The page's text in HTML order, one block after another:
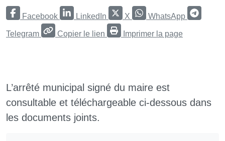
Facebook LinkedIn X WhatsApp
Telegram Copier le lien Imprimer la page
L’arrêté municipal signé du maire est
consultable et téléchargeable ci-dessous dans
les documents joints.